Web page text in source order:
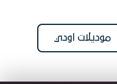
موديلات اودي